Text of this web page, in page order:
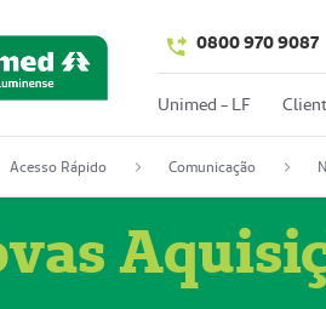
0800 970 9087
Unimed - LF
Acesso Rápido Comunicação